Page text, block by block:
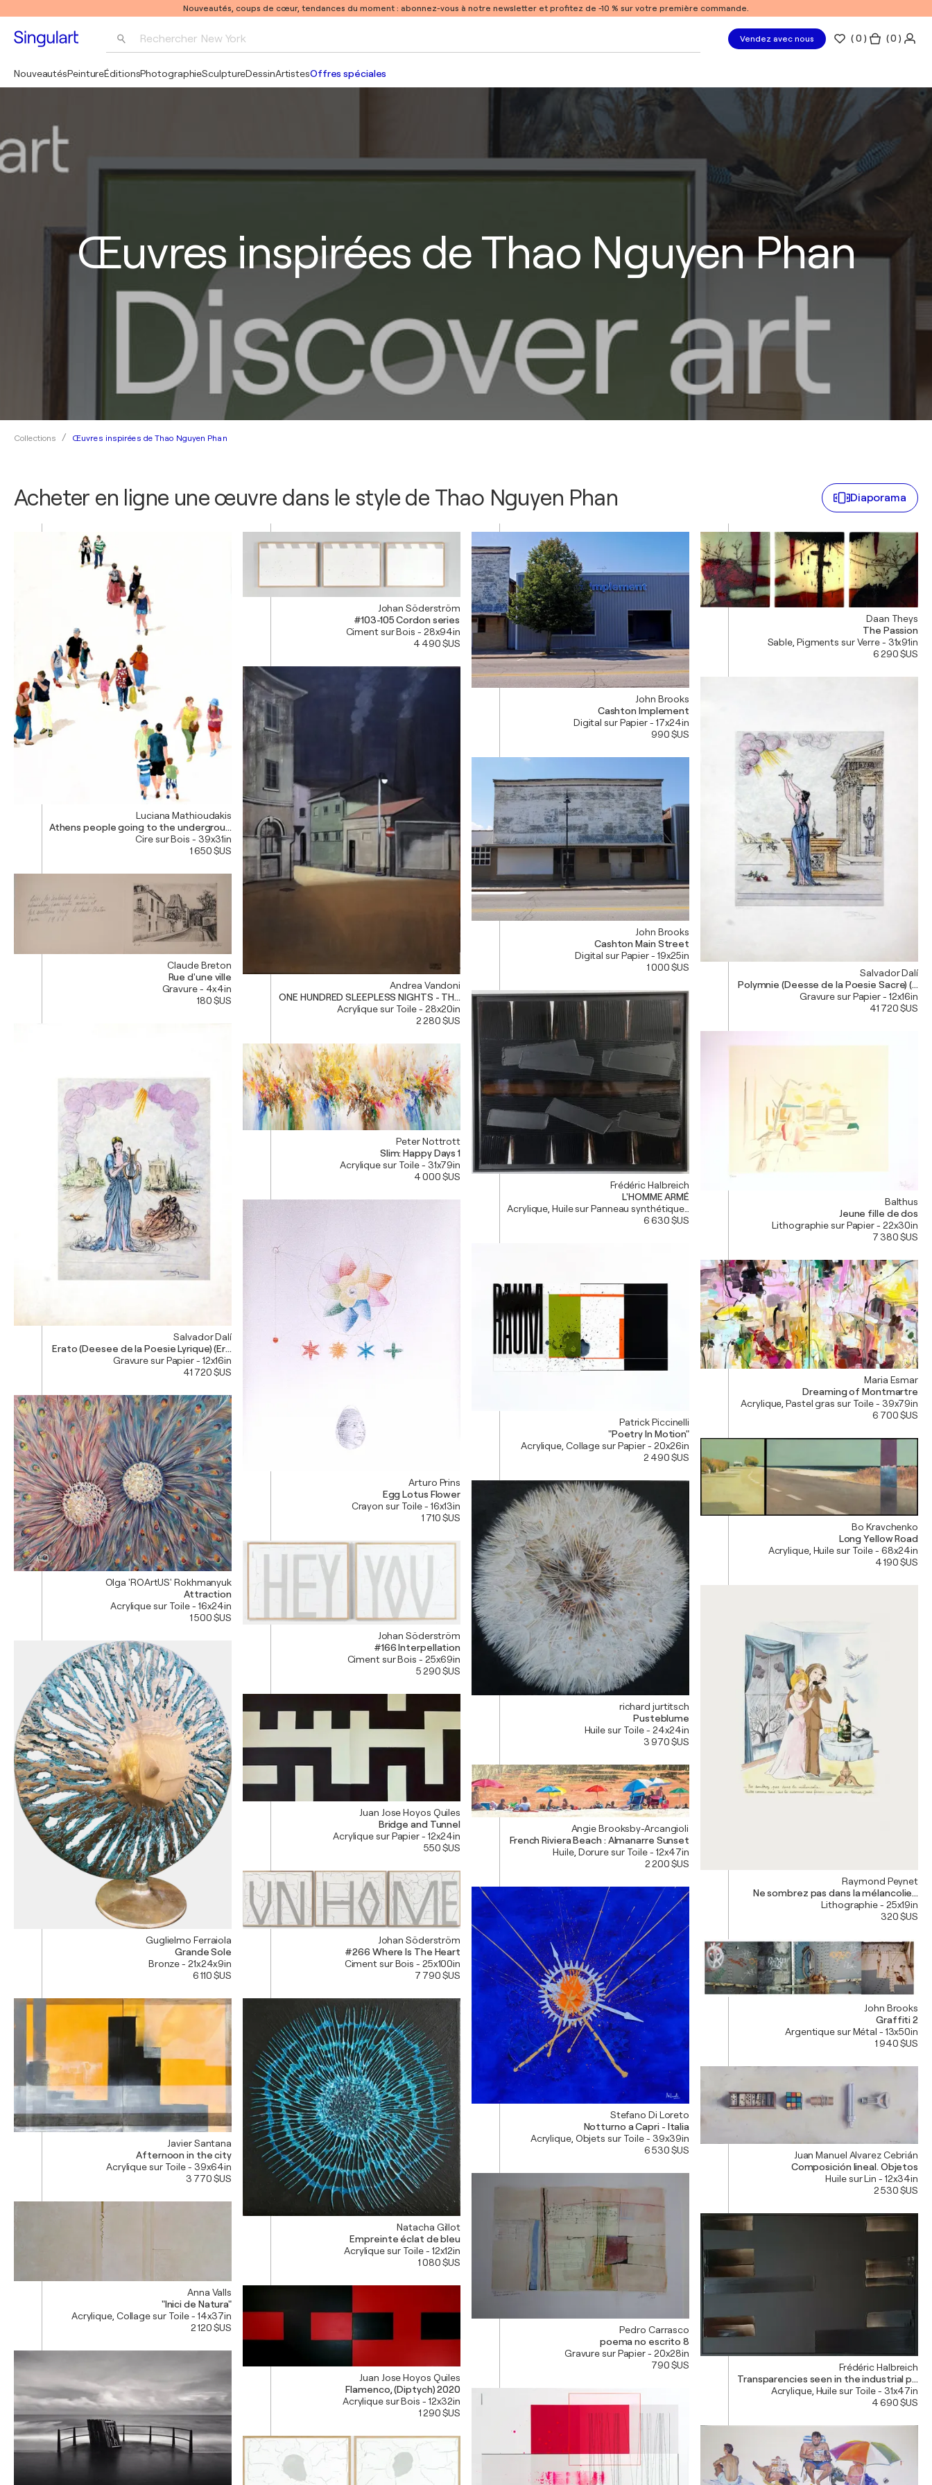
Nouveautés, coups de cœur, tendances du moment : abonnez-vous à notre newsletter et profitez de -10 % sur votre première commande.
Rechercher New York Vendez avec nous (0 ) ( 0 )
NouveautésPeintureÉditionsPhotographieSculptureDessinArtistesOffres spéciales
Œuvres inspirées de Thao Nguyen Phan
Collections Œuvres inspirées de Thao Nguyen Phan
Acheter en ligne une œuvre dans le style de Thao Nguyen Phan Diaporama
Luciana Mathioudakis
Athens people going to the underground station
Cire sur Bois - 39x31in
1 650 $US
Claude Breton
Rue d'une ville
Gravure - 4x4in
180 $US
Salvador Dalí
Erato (Deesee de la Poesie Lyrique) (Erato (Goddess of Poetry of love))
Gravure sur Papier - 12x16in
41 720 $US
Olga 'ROArtUS' Rokhmanyuk
Attraction
Acrylique sur Toile - 16x24in
1 500 $US
Guglielmo Ferraiola
Grande Sole
Bronze - 21x24x9in
6 110 $US
Javier Santana
Afternoon in the city
Acrylique sur Toile - 39x64in
3 770 $US
Anna Valls
"Inici de Natura"
Acrylique, Collage sur Toile - 14x37in
2 120 $US
Johan Söderström
#103-105 Cordon series
Ciment sur Bois - 28x94in
4 490 $US
Andrea Vandoni
ONE HUNDRED SLEEPLESS NIGHTS - THE THIRD
Acrylique sur Toile - 28x20in
2 280 $US
Peter Nottrott
Slim: Happy Days 1
Acrylique sur Toile - 31x79in
4 000 $US
Arturo Prins
Egg Lotus Flower
Crayon sur Toile - 16x13in
1 710 $US
Johan Söderström
#166 Interpellation
Ciment sur Bois - 25x69in
5 290 $US
Juan Jose Hoyos Quiles
Bridge and Tunnel
Acrylique sur Papier - 12x24in
550 $US
Johan Söderström
#266 Where Is The Heart
Ciment sur Bois - 25x100in
7 790 $US
Natacha Gillot
Empreinte éclat de bleu
Acrylique sur Toile - 12x12in
1 080 $US
Juan Jose Hoyos Quiles
Flamenco, (Diptych) 2020
Acrylique sur Bois - 12x32in
1 290 $US
John Brooks
Cashton Implement
Digital sur Papier - 17x24in
990 $US
John Brooks
Cashton Main Street
Digital sur Papier - 19x25in
1 000 $US
Frédéric Halbreich
L'HOMME ARMÉ
Acrylique, Huile sur Panneau synthétique - 43x52in
6 630 $US
Patrick Piccinelli
"Poetry In Motion"
Acrylique, Collage sur Papier - 20x26in
2 490 $US
richard jurtitsch
Pusteblume
Huile sur Toile - 24x24in
3 970 $US
Angie Brooksby-Arcangioli
French Riviera Beach : Almanarre Sunset
Huile, Dorure sur Toile - 12x47in
2 200 $US
Stefano Di Loreto
Notturno a Capri - Italia
Acrylique, Objets sur Toile - 39x39in
6 530 $US
Pedro Carrasco
poema no escrito 8
Gravure sur Papier - 20x28in
790 $US
Daan Theys
The Passion
Sable, Pigments sur Verre - 31x91in
6 290 $US
Salvador Dalí
Polymnie (Deesse de la Poesie Sacre)
Gravure sur Papier - 12x16in
41 720 $US
Balthus
Jeune fille de dos
Lithographie sur Papier - 22x30in
7 380 $US
Maria Esmar
Dreaming of Montmartre
Acrylique, Pastel gras sur Toile - 39x79in
6 700 $US
Bo Kravchenko
Long Yellow Road
Acrylique, Huile sur Toile - 68x24in
4 190 $US
Raymond Peynet
Ne sombrez pas dans la mélancolie...
Lithographie - 25x19in
320 $US
John Brooks
Graffiti 2
Argentique sur Métal - 13x50in
1 940 $US
Juan Manuel Alvarez Cebrián
Composición lineal. Objetos
Huile sur Lin - 12x34in
2 530 $US
Frédéric Halbreich
Transparencies seen in the industrial park
Acrylique, Huile sur Toile - 31x47in
4 690 $US